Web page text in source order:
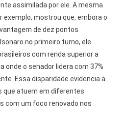
assimilada por ele. A mesma
exemplo, mostrou que, embora o
de dez pontos
no primeiro turno, ele
com renda superior a
onde o senador lidera com 37%
Essa disparidade evidencia a
que atuem em diferentes
com um foco renovado nos